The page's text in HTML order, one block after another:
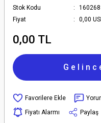
Stok Kodu
160268
Fiyat
0,00
0,00 TL
Fiyatı Alarmı
Paylaş